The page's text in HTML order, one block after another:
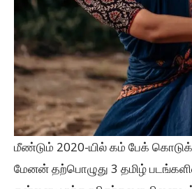
மீண்டும் 2020-யில் கம் பேக்
மேனன் தற்பொழுது 3 தமிழ் படங்களில்